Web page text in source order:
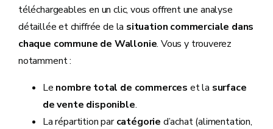
téléchargeables en un clic, vous offrent une analyse
détaillée et chiffrée de la situation commerciale dans
chaque commune de Wallonie. Vous y trouverez
notamment :
Le nombre total de commerces et la surface
de vente disponible.
La répartition parcatégorie d’achat (alimentation,